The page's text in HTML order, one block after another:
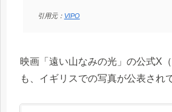
引用元： VIPO
映画「遠い山なみの光」の公式X
も、イギリスでの写真が公表され